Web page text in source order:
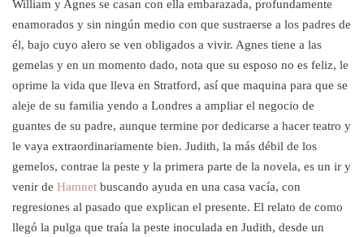
William y Agnes se casan con ella embarazada, profundamente
enamorados y sin ningún medio con que sustraerse a los padres de
él, bajo cuyo alero se ven obligados a vivir. Agnes tiene a las
gemelas y en un momento dado, nota que su esposo no es feliz, le
oprime la vida que lleva en Stratford, así que maquina para que se
aleje de su familia yendo a Londres a ampliar el negocio de
guantes de su padre, aunque termine por dedicarse a hacer teatro y
le vaya extraordinariamente bien. Judith, la más débil de los
gemelos, contrae la peste y la primera parte de la novela, es un ir y
venir de Hamnet buscando ayuda en una casa vacía, con
regresiones al pasado que explican el presente. El relato de como
llegó la pulga que traía la peste inoculada en Judith, desde un